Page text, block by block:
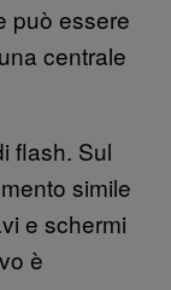
può essere
centrale
flash. Sul
simile
e schermi
è